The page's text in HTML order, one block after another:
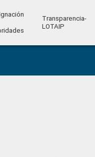
Transparencia-
LOTAIP